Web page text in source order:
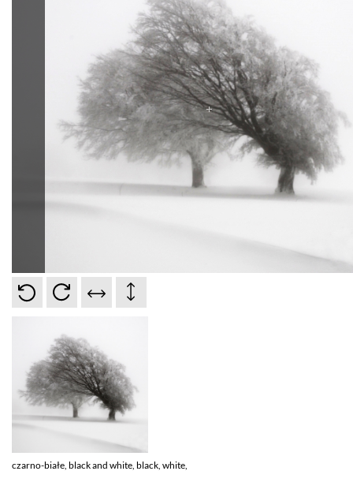
czarno-białe, black and white, black, white,